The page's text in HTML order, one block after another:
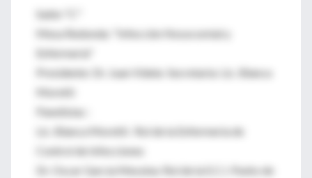
Salón "C"
Mesa Redonda: "Infección Nosocomial y
Enfermería"
Presidente: Dr. Juan Videla Secretaria: Lic. Blanca
Moretti
Panelistas :
Lic. Blanca Moretti: Rol de la Enfermería de
Control de Infecciones
Dr. Oscar García Messina: Rol de la E.C.I. Punto de